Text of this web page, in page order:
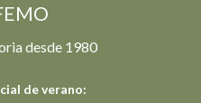
desde 1980
de verano: